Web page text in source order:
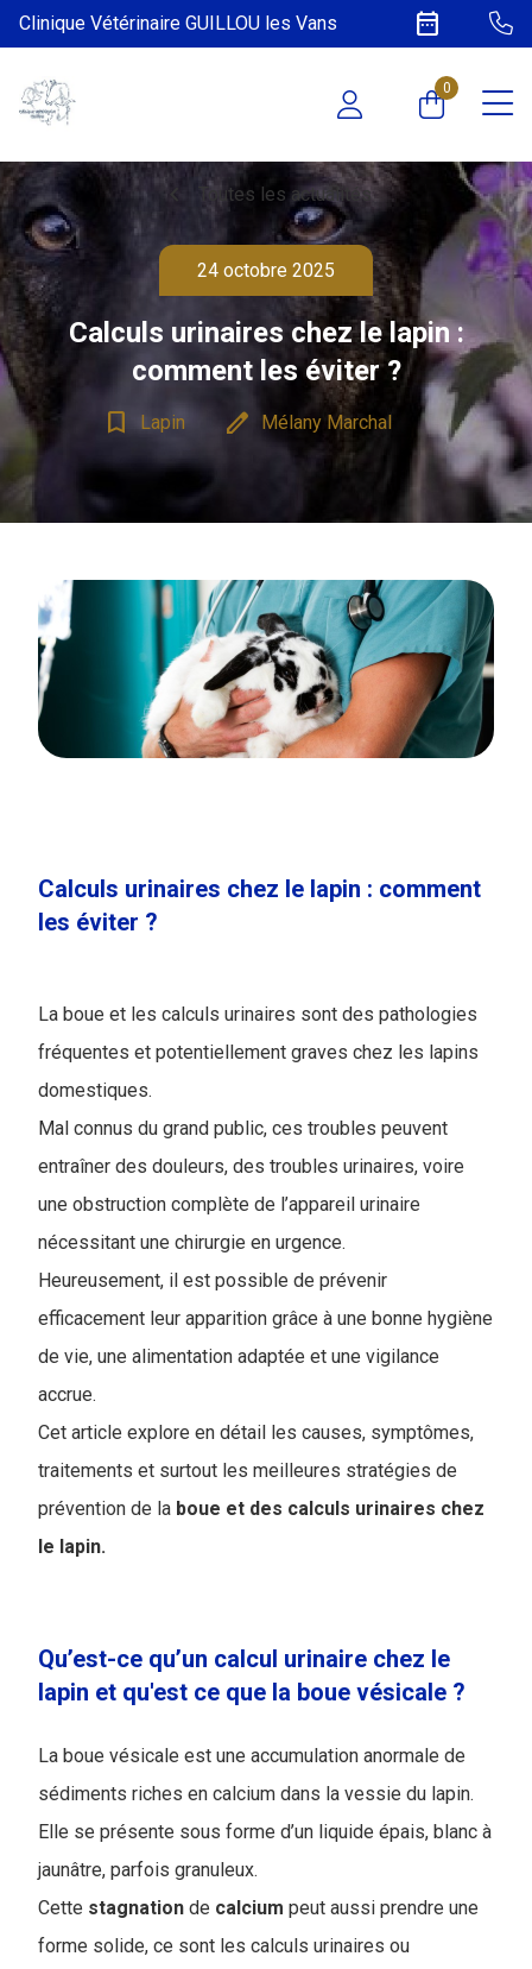
Clinique Vétérinaire GUILLOU les Vans date_range
0
chevron_left Toutes les actualités
24 octobre 2025
Calculs urinaires chez le lapin :
comment les éviter ?
bookmark_border
Lapin edit Mélany Marchal
Calculs urinaires chez le lapin : comment
les éviter ?
​La boue et les calculs urinaires sont des pathologies
fréquentes et potentiellement graves chez les lapins
domestiques.
Mal connus du grand public, ces troubles peuvent
entraîner des douleurs, des troubles urinaires, voire
une obstruction complète de l’appareil urinaire
nécessitant une chirurgie en urgence.
Heureusement, il est possible de prévenir
efficacement leur apparition grâce à une bonne hygiène
de vie, une alimentation adaptée et une vigilance
accrue.
Cet article explore en détail les causes, symptômes,
traitements et surtout les meilleures stratégies de
prévention de la boue et des calculs urinaires chez
le lapin.
Qu’est-ce qu’un calcul urinaire chez le
lapin et qu'est ce que la boue vésicale ?
La boue vésicale est une accumulation anormale de
sédiments riches en calcium dans la vessie du lapin.
Elle se présente sous forme d’un liquide épais, blanc à
jaunâtre, parfois granuleux.
Cette stagnation de calcium peut aussi prendre une
forme solide, ce sont les calculs urinaires ou